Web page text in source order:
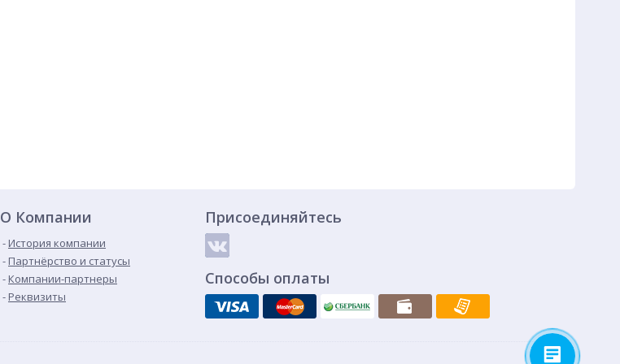
О Компании
История компании
Партнёрство и статусы
Компании-партнеры
Реквизиты
Присоединяйтесь
Способы оплаты